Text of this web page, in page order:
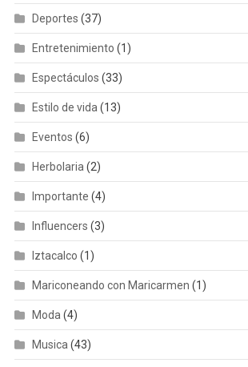
Deportes (37)
Entretenimiento (1)
Espectáculos (33)
Estilo de vida (13)
Eventos (6)
Herbolaria (2)
Importante (4)
Influencers (3)
Iztacalco (1)
Mariconeando con Maricarmen (1)
Moda (4)
Musica (43)